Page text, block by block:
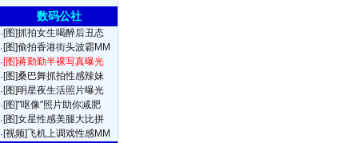
数码公社
· [图]抓拍女生喝醉后丑态
· [图]偷拍香港街头波霸MM
·[图]蒋勤勤半裸写真曝光
· [图]桑巴舞抓拍性感辣妹
· [图]明星夜生活照片曝光
· [图]"呕像"照片助你减肥
· [图]女星性感美腿大比拼
· [视频]飞机上调戏性感MM